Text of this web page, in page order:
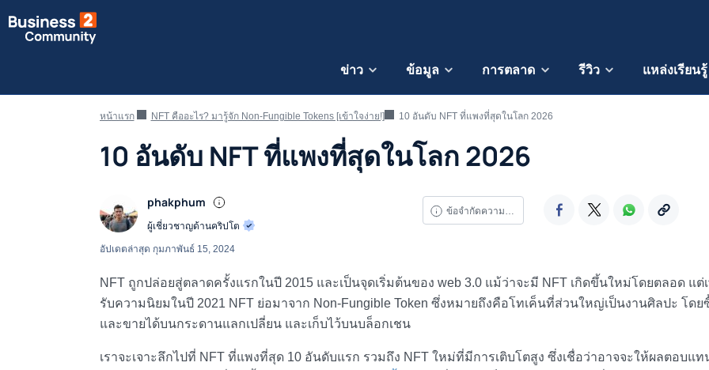
ข่าว ข้อมูล การตลาด รีวิว แหล่งเรียนรู้
หน้าแรก NFT คืออะไร? มารู้จัก Non-Fungible Tokens [เข้าใจง่าย!] 10 อันดับ NFT ที่แพงที่สุดในโลก 2026
10 อันดับ NFT ที่แพงที่สุดในโลก 2026
phakphum
ผู้เชี่ยวชาญด้านคริปโต
อัปเดตล่าสุด กุมภาพันธ์ 15, 2024
NFT ถูกปล่อยสู่ตลาดครั้งแรกในปี 2015 และเป็นจุดเริ่มต้นของ web 3.0 แม้ว่าจะมี NFT เกิดขึ้นใหม่โดยตลอด แต่
รับความนิยมในปี 2021 NFT ย่อมาจาก Non-Fungible Token ซึ่งหมายถึงคือโทเค็นที่ส่วนใหญ่เป็นงานศิลปะ โดย
และขายได้บนกระดานแลกเปลี่ยน และเก็บไว้บนบล็อกเชน
เราจะเจาะลึกไปที่ NFT ที่แพงที่สุด 10 อันดับแรก รวมถึง NFT ใหม่ที่มีการเติบโตสูง ซึ่งเชื่อว่าอาจจะให้ผลตอบแ